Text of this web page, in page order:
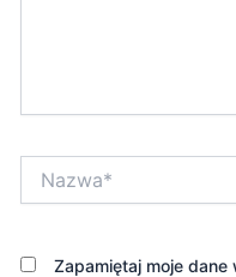
Zapamiętaj moje